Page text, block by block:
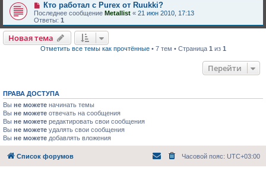
Кто работал с Purex от Ruukki?
Последнее сообщение Metallist « 21 июн 2010, 17:13
Ответы: 1
Новая тема
Отметить все темы как прочтённые• 7 тем • Страница 1 из 1
Перейти
ПРАВА ДОСТУПА
Вы не можете начинать темы
Вы не можете отвечать на сообщения
Вы не можете редактировать свои сообщения
Вы не можете удалять свои сообщения
Вы не можете добавлять вложения
Список форумов Часовой пояс: UTC+03:00